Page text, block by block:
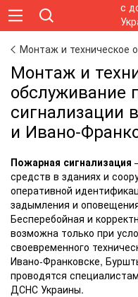
Монтаж и техническое
Монтаж и
обслуживание
сигнализации
и Ивано-
Пожарная сигнализация
средств в зданиях и
оперативной
задымления и
Бесперебойная и
возможна только при
своевременного
Ивано-Франковске,
проводятся
ДСНС Украины.